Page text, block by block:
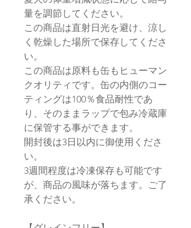
量を調節してください。
この商品は直射日光を避け、涼し
く乾燥した場所で保存してくださ
い。
この商品は原料も缶もヒューマン
クオリティです。缶の内側のコー
ティングは100％食品耐性であ
り、そのままラップで包み冷蔵庫
に保管する事ができます。
開封後は3日以内に御使用くださ
い。
3週間程度は冷凍保存も可能です
が、商品の風味が落ちます。ご了
承ください。